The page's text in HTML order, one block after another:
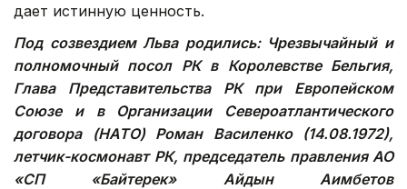
дает истинную ценность.
Под созвездием Льва родились: Чрезвычайный и
полномочный посол РК в Королевстве Бельгия,
Глава Представительства РК при Европейском
Союзе и в Организации Североатлантического
договора (НАТО) Роман Василенко (14.08.1972),
летчик-космонавт РК, председатель правления АО
«СП «Байтерек» Айдын Аимбетов